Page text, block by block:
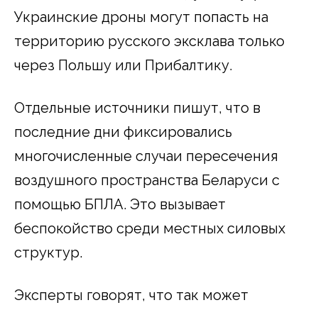
Украинские дроны могут попасть на
территорию русского эксклава только
через Польшу или Прибалтику.
Отдельные источники пишут, что в
последние дни фиксировались
многочисленные случаи пересечения
воздушного пространства Беларуси с
помощью БПЛА. Это вызывает
беспокойство среди местных силовых
структур.
Эксперты говорят, что так может